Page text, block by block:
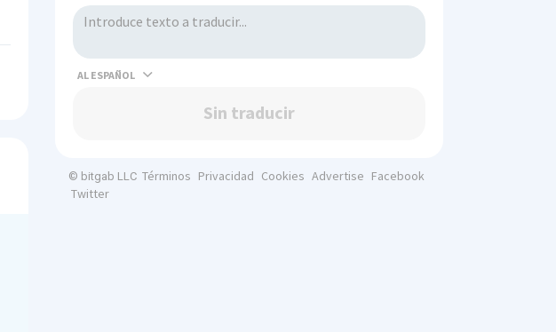
AL
Sin traducir
© bitgab LLC Términos Privacidad Cookies Advertise Facebook
Twitter